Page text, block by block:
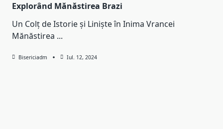
Explorând Mănăstirea Brazi
Un Colț de Istorie și Liniște în Inima Vrancei
Mănăstirea ...
Bisericiadm Iul. 12, 2024